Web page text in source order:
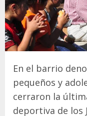
En el barrio
pequeños y
cerraron la
deportiva de los